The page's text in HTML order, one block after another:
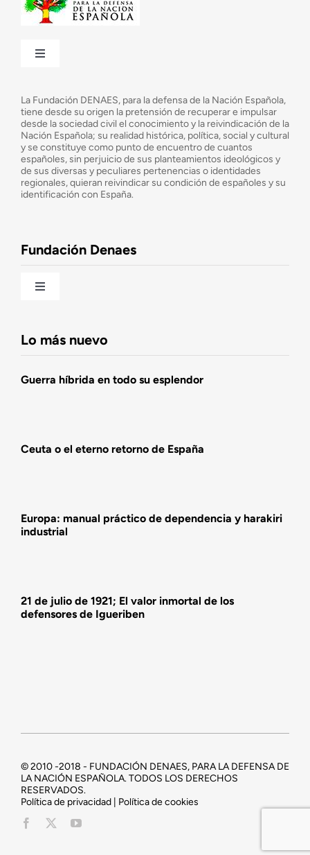
Toggle
¿Cuáles son nuestros objetivos?
Consejo Asesor
La Fundación DENAES, para la defensa de la Nación Española,
tiene desde su origen la pretensión de recuperar e impulsar
desde la sociedad civil el conocimiento y la reivindicación de la
Nación Española; su realidad histórica, política, social y cultural
y se constituye como punto de encuentro de cuantos
españoles, sin perjuicio de sus planteamientos ideológicos y
de sus diversas y peculiares pertenencias o identidades
regionales, quieran reivindicar su condición de españoles y su
identificación con España.
Fundación Denaes
Toggle
Lo más nuevo
Guerra híbrida en todo su esplendor
Ceuta o el eterno retorno de España
Europa: manual práctico de dependencia y harakiri
industrial
21 de julio de 1921; El valor inmortal de los
defensores de Igueriben
© 2010 -2018 - FUNDACIÓN DENAES, PARA LA DEFENSA DE
LA NACIÓN ESPAÑOLA. TODOS LOS DERECHOS
RESERVADOS.
Política de privacidad | Política de cookies